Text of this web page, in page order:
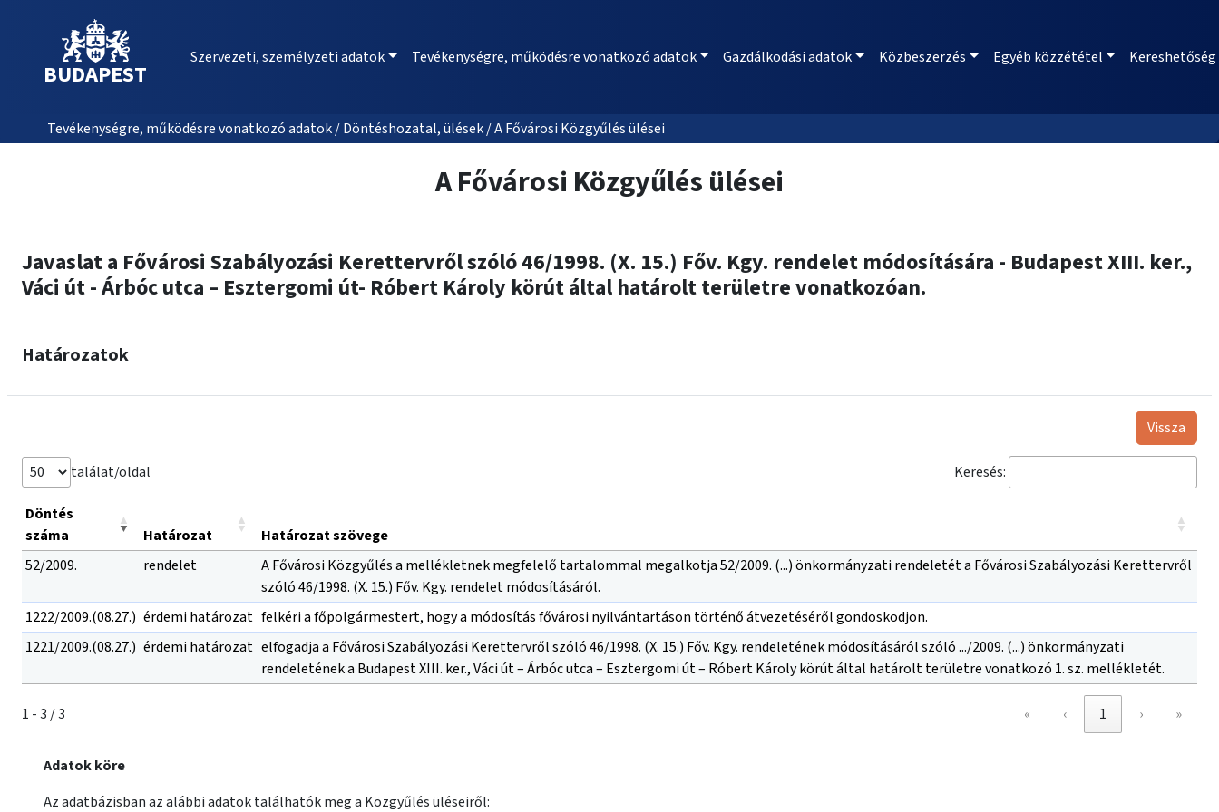
BUDAPEST
Szervezeti, személyzeti adatok Tevékenységre, működésre vonatkozó adatok Gazdálkodási adatok Közbeszerzés Egyéb közzététel Kereshetőség
Tevékenységre, működésre vonatkozó adatok / Döntéshozatal, ülések / A Fővárosi Közgyűlés ülései
A Fővárosi Közgyűlés ülései
Javaslat a Fővárosi Szabályozási Kerettervről szóló 46/1998. (X. 15.) Főv. Kgy. rendelet módosítására - Budapest XIII. ker.,
Váci út - Árbóc utca – Esztergomi út- Róbert Károly körút által határolt területre vonatkozóan.
Határozatok
Vissza
találat/oldal Keresés:
Döntés
száma
Határozat
Határozat szövege
52/2009.
rendelet
A Fővárosi Közgyűlés a mellékletnek megfelelő tartalommal megalkotja 52/2009. (...) önkormányzati rendeletét a Fővárosi Szabályozási Kerettervről
szóló 46/1998. (X. 15.) Főv. Kgy. rendelet módosításáról.
1222/2009.(08.27.) érdemi határozat felkéri a főpolgármestert, hogy a módosítás fővárosi nyilvántartáson történő átvezetéséről gondoskodjon.
1221/2009.(08.27.) érdemi határozat elfogadja a Fővárosi Szabályozási Kerettervről szóló 46/1998. (X. 15.) Főv. Kgy. rendeletének módosításáról szóló .../2009. (...) önkormányzati
rendeletének a Budapest XIII. ker., Váci út – Árbóc utca – Esztergomi út – Róbert Károly körút által határolt területre vonatkozó 1. sz. mellékletét.
1 - 3 / 3 « ‹ 1 › »
Adatok köre
Az adatbázisban az alábbi adatok találhatók meg a Közgyűlés üléseiről: